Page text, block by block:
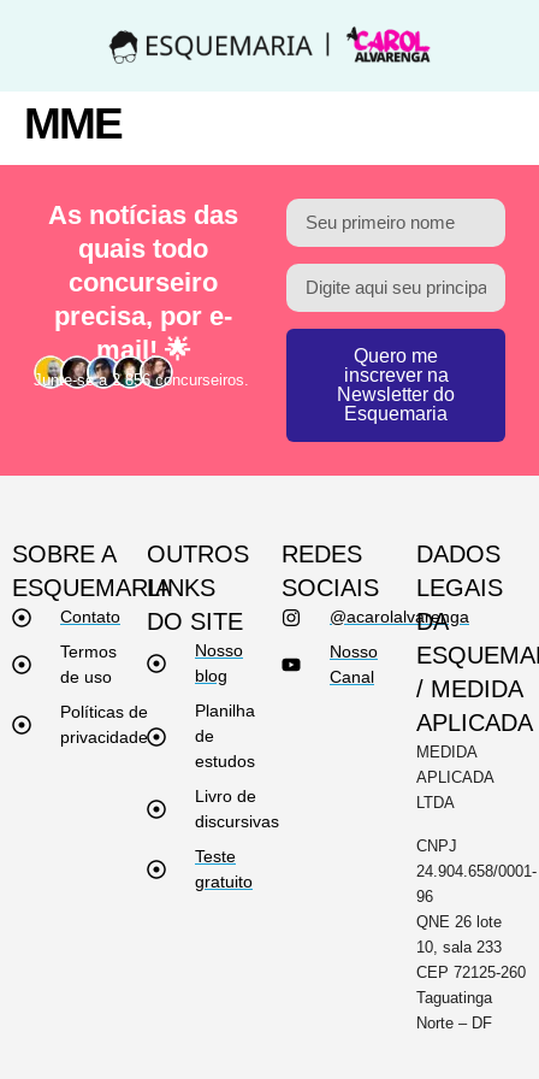
MME
As notícias das
quais todo
concurseiro
precisa, por e-
mail! 🌟
Junte-se a 2.856 concurseiros.
Quero me
inscrever na
Newsletter do
Esquemaria
SOBRE A
ESQUEMARIA
Contato
Termos
de uso
Políticas de
privacidade
OUTROS
LINKS
DO SITE
Nosso
blog
Planilha
de
estudos
Livro de
discursivas
Teste
gratuito
REDES
SOCIAIS
@acarolalvarenga
Nosso
Canal
DADOS
LEGAIS
DA
/ MEDIDA
APLICADA
MEDIDA
APLICADA
LTDA
CNPJ
24.904.658/0001-
96
QNE 26 lote
10, sala 233
CEP 72125-260
Taguatinga
Norte – DF